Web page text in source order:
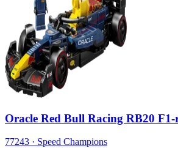
Oracle Red Bull Racing RB20
77243 · Speed Champions